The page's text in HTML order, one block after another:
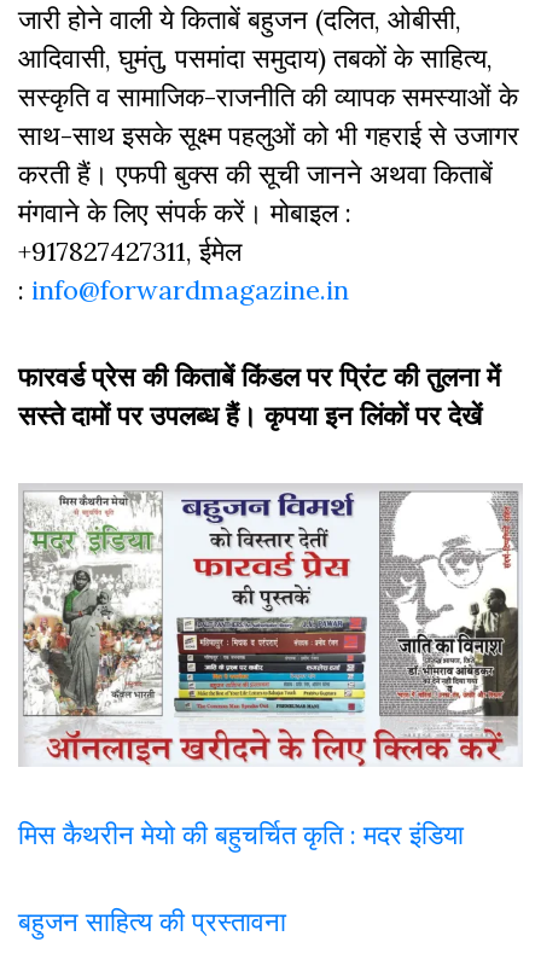
जारी होने वाली ये किताबें बहुजन (दलित, ओबीसी,
आदिवासी, घुमंतु, पसमांदा समुदाय) तबकों के साहित्‍य,
सस्‍क‍ृति व सामाजिक-राजनीति की व्‍यापक समस्‍याओं के
साथ-साथ इसके सूक्ष्म पहलुओं को भी गहराई से उजागर
करती हैं। एफपी बुक्‍स की सूची जानने अथवा किताबें
मंगवाने के लिए संपर्क करें। मोबाइल :
+917827427311, ईमेल
: info@forwardmagazine.in
फारवर्ड प्रेस की किताबें किंडल पर प्रिंट की तुलना में
सस्ते दामों पर उपलब्ध हैं। कृपया इन लिंकों पर देखें
मिस कैथरीन मेयो की बहुचर्चित कृति : मदर इंडिया
बहुजन साहित्य की प्रस्तावना